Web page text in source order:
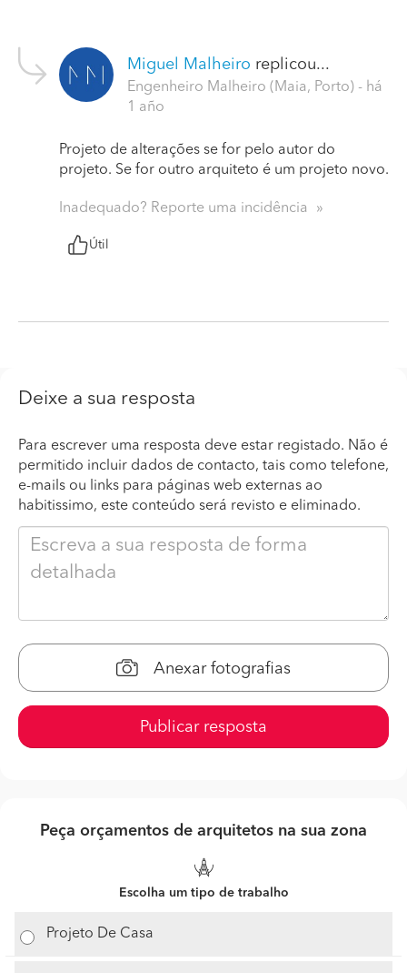
Miguel Malheiro replicou...
Engenheiro Malheiro (Maia, Porto) - há
1 año
Projeto de alterações se for pelo autor do
projeto. Se for outro arquiteto é um projeto novo.
Inadequado? Reporte uma incidência
Útil
Deixe a sua resposta
Para escrever uma resposta deve estar registado. Não é
permitido incluir dados de contacto, tais como telefone,
e-mails ou links para páginas web externas ao
habitissimo, este conteúdo será revisto e eliminado.
Anexar fotografias
Publicar resposta
Peça orçamentos de arquitetos na sua zona
Escolha um tipo de trabalho
Projeto De Casa